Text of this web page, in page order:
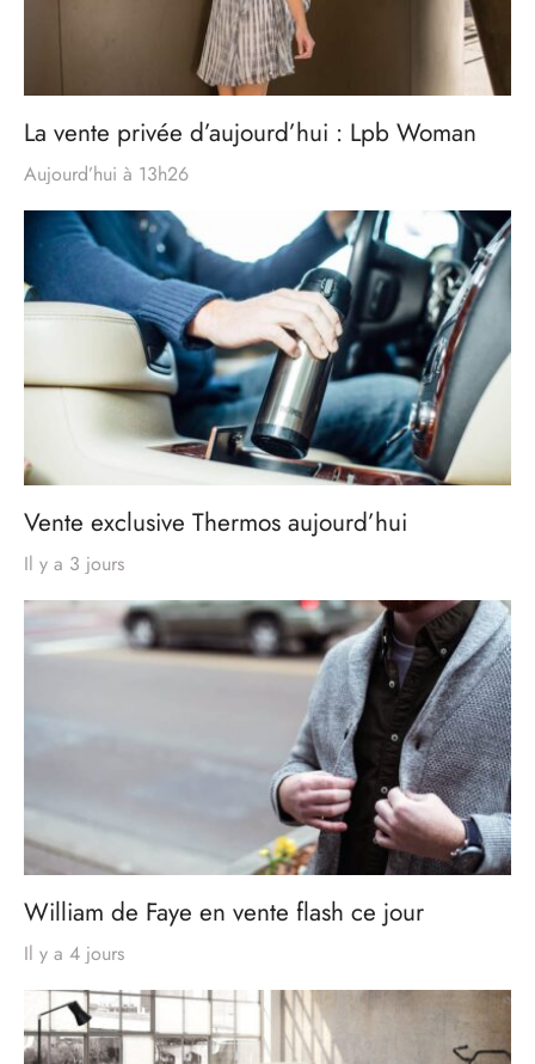
La vente privée d’aujourd’hui : Lpb Woman
Aujourd’hui à 13h26
Vente exclusive Thermos aujourd’hui
Il y a 3 jours
William de Faye en vente flash ce jour
Il y a 4 jours